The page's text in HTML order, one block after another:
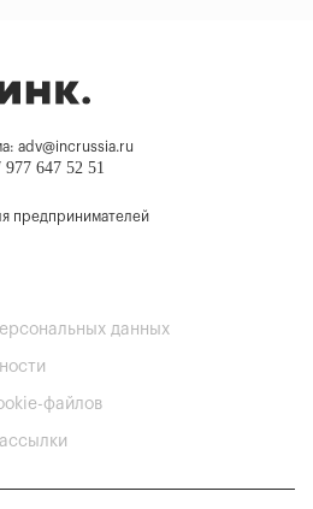
adv@incrussia.ru
977 647 52 51
предпринимателей
данных
файлов